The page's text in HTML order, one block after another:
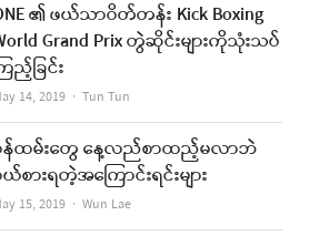
၏ ဖယ်သာဝိတ်တန်း Kick Boxing
Grand Prix တွဲဆိုင်းများကိုသုံးသပ်
ည့်ခြင်း
14, 2019 Author
Tun Tun
န်ထမ်းတွေ နေ့လည်စာထည့်မလာဘဲ
စားရတဲ့အကြောင်းရင်းများ
15, 2019 Author
Wun Lae